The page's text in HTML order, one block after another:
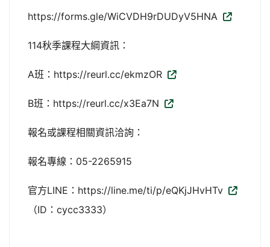
https://forms.gle/WiCVDH9rDUDyV5HNA
114秋季課程大綱資訊：
A班：https://reurl.cc/ekmzOR
B班：https://reurl.cc/x3Ea7N
報名或課程相關資訊洽詢：
報名專線：05-2265915
官方LINE：https://line.me/ti/p/eQKjJHvHTv
（ID：cycc3333）